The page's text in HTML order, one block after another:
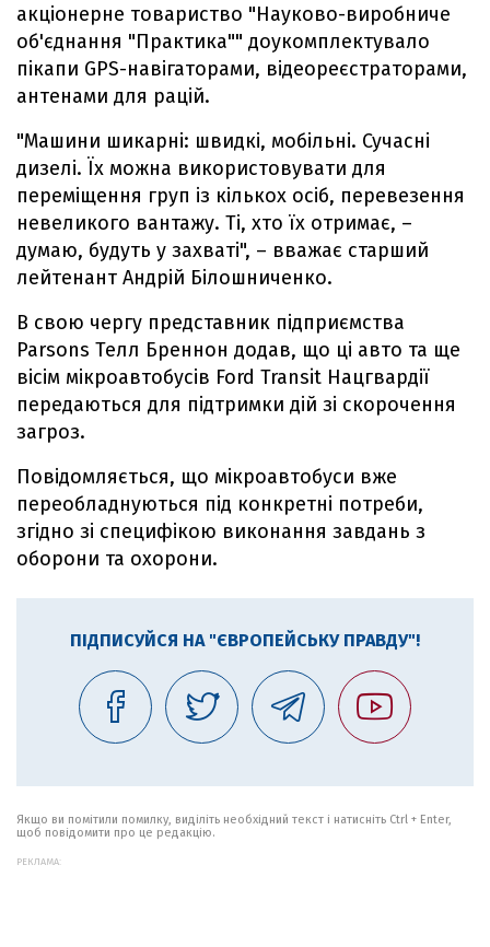
акціонерне товариство "Науково-виробниче
об'єднання "Практика"" доукомплектувало
пікапи GPS-навігаторами, відеореєстраторами,
антенами для рацій.
"Машини шикарні: швидкі, мобільні. Сучасні
дизелі. Їх можна використовувати для
переміщення груп із кількох осіб, перевезення
невеликого вантажу. Ті, хто їх отримає, –
думаю, будуть у захваті", – вважає старший
лейтенант Андрій Білошниченко.
В свою чергу представник підприємства
Parsons Телл Бреннон додав, що ці авто та ще
вісім мікроавтобусів Ford Transit Нацгвардії
передаються для підтримки дій зі скорочення
загроз.
Повідомляється, що мікроавтобуси вже
переобладнуються під конкретні потреби,
згідно зі специфікою виконання завдань з
оборони та охорони.
ПІДПИСУЙСЯ НА "ЄВРОПЕЙСЬКУ ПРАВДУ"!
Якщо ви помітили помилку, виділіть необхідний текст і натисніть Ctrl + Enter,
щоб повідомити про це редакцію.
РЕКЛАМА: